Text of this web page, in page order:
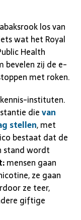
los van
wat het Royal
Health
bevelen zij de e-
met roken.
instituten.
dievan
stellen, met
bestaat dat de
stand wordt
mensen gaan
ze gaan
ze teer,
giftige